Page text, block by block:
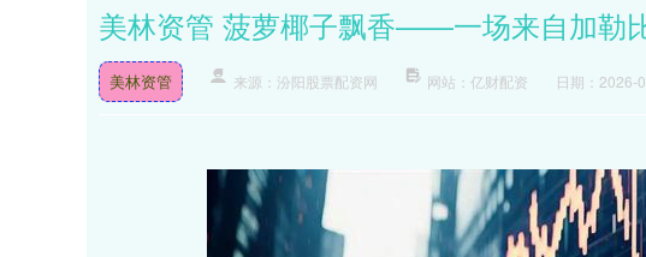
美林资管 菠萝椰子飘香——一场来自加勒
美林资管 来源：汾阳股票配资网 网站：亿财配资 日期：2026-